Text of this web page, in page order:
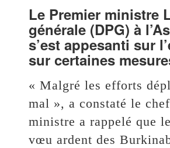
Le Premier ministre
générale (DPG) à
s’est appesanti sur
sur certaines
« Malgré les efforts
mal », a constaté le
ministre a rappelé que
vœu ardent des